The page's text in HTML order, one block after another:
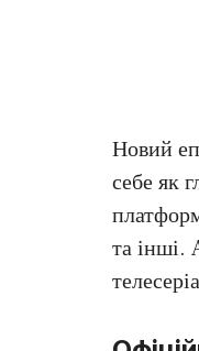
Новий
себе як
та інші.